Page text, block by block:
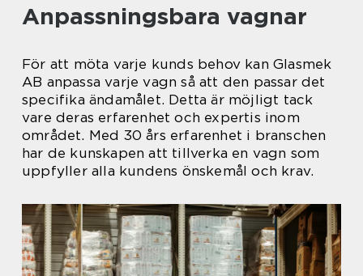
Anpassningsbara vagnar
För att möta varje kunds behov kan Glasmek
AB anpassa varje vagn så att den passar det
specifika ändamålet. Detta är möjligt tack
vare deras erfarenhet och expertis inom
området. Med 30 års erfarenhet i branschen
har de kunskapen att tillverka en vagn som
uppfyller alla kundens önskemål och krav.